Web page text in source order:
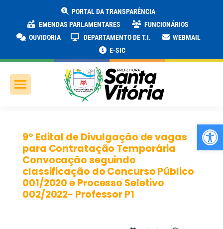
PORTAL DA TRANSPARÊNCIA
EMENDAS PARLAMENTARES
FUNCIONÁRIOS
OUVIDORIA
DEPARTAMENTO DE T.I.
WEBMAIL
E-SIC
9º Edital de Divulgação de vagas
para Contratação Temporária
Convocação seguindo
classificação do Concurso Público
001/2020 e Processo Seletivo
002/2022- Professor P1